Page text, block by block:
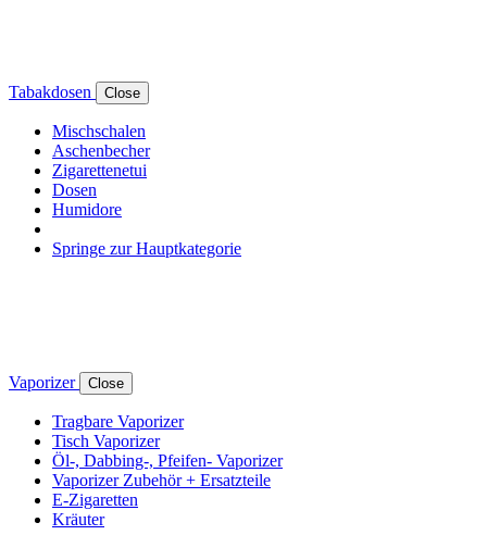
Tabakdosen Close
Mischschalen
Aschenbecher
Zigarettenetui
Dosen
Humidore
Springe zur Hauptkategorie
Vaporizer Close
Tragbare Vaporizer
Tisch Vaporizer
Öl-, Dabbing-, Pfeifen- Vaporizer
Vaporizer Zubehör + Ersatzteile
E-Zigaretten
Kräuter